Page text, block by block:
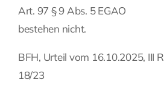
Art. 97 § 9 Abs. 5 EGAO
bestehen nicht.
BFH, Urteil vom 16.10.2025, III R
18/23